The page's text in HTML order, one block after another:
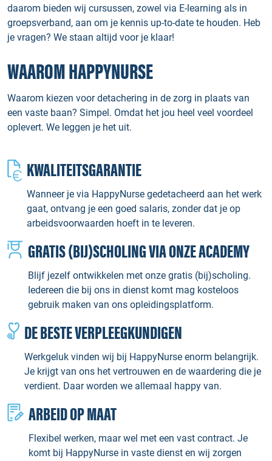
daarom bieden wij cursussen, zowel via E-learning als in
groepsverband, aan om je kennis up-to-date te houden. Heb
je vragen? We staan altijd voor je klaar!
WAAROM HAPPYNURSE
Waarom kiezen voor detachering in de zorg in plaats van
een vaste baan? Simpel. Omdat het jou heel veel voordeel
oplevert. We leggen je het uit.
KWALITEITSGARANTIE
Wanneer je via HappyNurse gedetacheerd aan het werk
gaat, ontvang je een goed salaris, zonder dat je op
arbeidsvoorwaarden hoeft in te leveren.
GRATIS (BIJ)SCHOLING VIA ONZE ACADEMY
Blijf jezelf ontwikkelen met onze gratis (bij)scholing.
Iedereen die bij ons in dienst komt mag kosteloos
gebruik maken van ons opleidingsplatform.
DE BESTE VERPLEEGKUNDIGEN
Werkgeluk vinden wij bij HappyNurse enorm belangrijk.
Je krijgt van ons het vertrouwen en de waardering die je
verdient. Daar worden we allemaal happy van.
ARBEID OP MAAT
Flexibel werken, maar wel met een vast contract. Je
komt bij HappyNurse in vaste dienst en wij zorgen